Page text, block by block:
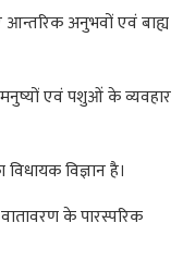
अनुभवों एवं बाह्य
मनुष्यों एवं पशुओं के व्यवहार
विज्ञान है।
वातावरण के पारस्परिक